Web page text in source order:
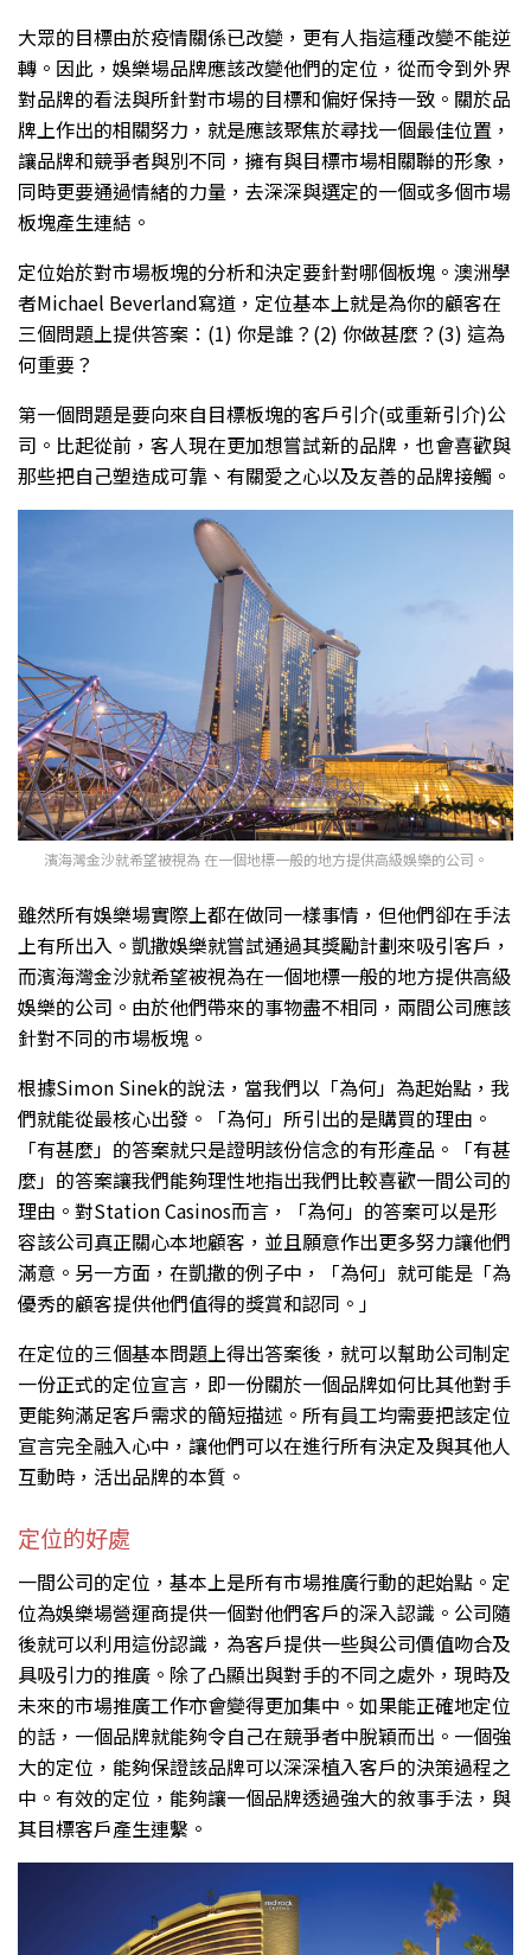
大眾的目標由於疫情關係已改變，更有人指這種改變不能逆
轉。因此，娛樂場品牌應該改變他們的定位，從而令到外界
對品牌的看法與所針對市場的目標和偏好保持一致。關於品
牌上作出的相關努力，就是應該聚焦於尋找一個最佳位置，
讓品牌和競爭者與別不同，擁有與目標市場相關聯的形象，
同時更要通過情緒的力量，去深深與選定的一個或多個市場
板塊產生連結。
定位始於對市場板塊的分析和決定要針對哪個板塊。澳洲學
者Michael Beverland寫道，定位基本上就是為你的顧客在
三個問題上提供答案：(1) 你是誰？(2) 你做甚麼？(3) 這為
何重要？
第一個問題是要向來自目標板塊的客戶引介(或重新引介)公
司。比起從前，客人現在更加想嘗試新的品牌，也會喜歡與
那些把自己塑造成可靠、有關愛之心以及友善的品牌接觸。
濱海灣金沙就希望被視為 在一個地標一般的地方提供高級娛樂的公司。
雖然所有娛樂場實際上都在做同一樣事情，但他們卻在手法
上有所出入。凱撒娛樂就嘗試通過其獎勵計劃來吸引客戶，
而濱海灣金沙就希望被視為在一個地標一般的地方提供高級
娛樂的公司。由於他們帶來的事物盡不相同，兩間公司應該
針對不同的市場板塊。
根據Simon Sinek的說法，當我們以「為何」為起始點，我
們就能從最核心出發。「為何」所引出的是購買的理由。
「有甚麼」的答案就只是證明該份信念的有形產品。「有甚
麼」的答案讓我們能夠理性地指出我們比較喜歡一間公司的
理由。對Station Casinos而言，「為何」的答案可以是形
容該公司真正關心本地顧客，並且願意作出更多努力讓他們
滿意。另一方面，在凱撒的例子中，「為何」就可能是「為
優秀的顧客提供他們值得的獎賞和認同。」
在定位的三個基本問題上得出答案後，就可以幫助公司制定
一份正式的定位宣言，即一份關於一個品牌如何比其他對手
更能夠滿足客戶需求的簡短描述。所有員工均需要把該定位
宣言完全融入心中，讓他們可以在進行所有決定及與其他人
互動時，活出品牌的本質。
定位的好處
一間公司的定位，基本上是所有市場推廣行動的起始點。定
位為娛樂場營運商提供一個對他們客戶的深入認識。公司隨
後就可以利用這份認識，為客戶提供一些與公司價值吻合及
具吸引力的推廣。除了凸顯出與對手的不同之處外，現時及
未來的市場推廣工作亦會變得更加集中。如果能正確地定位
的話，一個品牌就能夠令自己在競爭者中脫穎而出。一個強
大的定位，能夠保證該品牌可以深深植入客戶的決策過程之
中。有效的定位，能夠讓一個品牌透過強大的敘事手法，與
其目標客戶產生連繫。